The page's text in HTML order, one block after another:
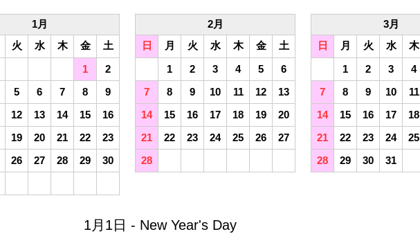
1月
火 水 木 金
土
1
2
5 6 7 8
9
12 13 14 15
16
19 20 21 22
23
26 27 28 29
30
2月
日
月 火 水 木 金
土
1
2 3 4 5
6
7
8 9 10 11 12
13
14
15 16 17 18 19
20
21
22 23 24 25 26
27
28
3月
日
月 火 水 木
1
2 3 4
7
8 9 10 11
14
15 16 17 18
21
22 23 24 25
28
29 30 31
1月1日 - New Year's Day